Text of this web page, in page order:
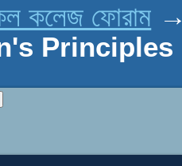
কলেজ ফোরাম
Principles